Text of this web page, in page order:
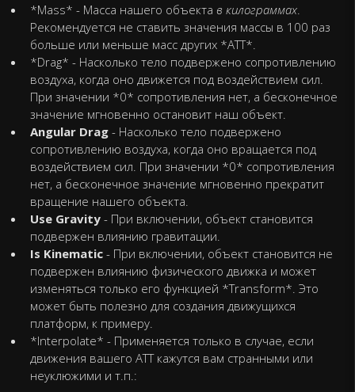
*Mass* - Масса нашего объекта в килограммах
Рекомендуется не ставить значения массы в 100 раз
больше или меньше масс других *АТТ*.
*Drag* - Насколько тело подвержено сопротивлению
воздуха, когда оно движется под воздействием сил.
При значении *0* сопротивления нет, а бесконечное
значение мгновенно остановит наш объект.
Angular Drag - Насколько тело подвержено
сопротивлению воздуха, когда оно вращается под
воздействием сил. При значении *0* сопротивления
нет, а бесконечное значение мгновенно прекратит
вращение нашего объекта.
Use Gravity - При включении, объект становится
подвержен влиянию гравитации.
Is Kinematic - При включении, объект становится не
подвержен влиянию физического движка и может
изменяться только его функцией *Transform*. Это
может быть полезно для создания движущихся
платформ, к примеру.
*Interpolate* - Применяется только в случае, если
движения вашего АТТ кажутся вам странными или
неуклюжими и т.п.: